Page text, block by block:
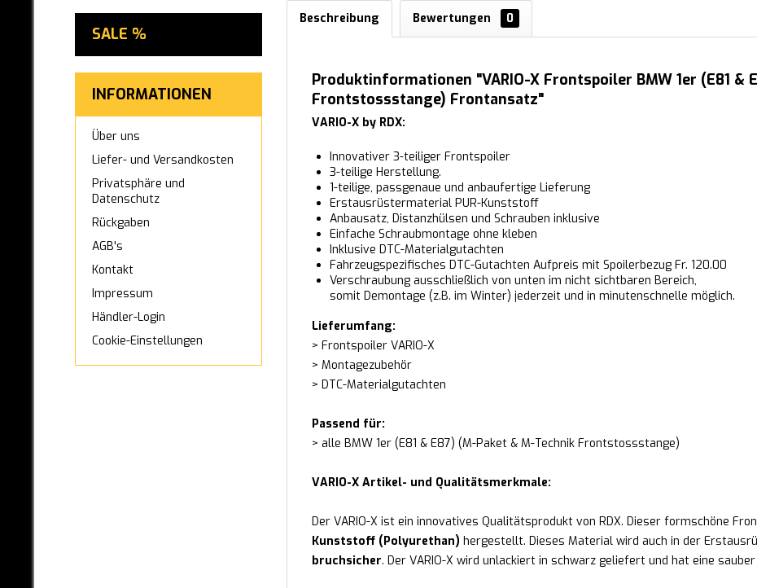
3er GT F34
3er G20 / G21
4er F82 / F83
5er E39
5er E60 / E61
5er F07 GT
5er F10 / F11
5er F90 / G30 / G31 / G38
6er E63 / E64
6er F06 Gran Coupé
6er F12 / F13
7er E38
7er E65 / E66
7er F01 / F02
SALE %
INFORMATIONEN
Über uns
Liefer- und Versandkosten
Privatsphäre und
Datenschutz
Rückgaben
AGB's
Kontakt
Impressum
Händler-Login
Cookie-Einstellungen
Beschreibung Bewertungen 0
Produktinformationen "VARIO-X Frontspoiler BMW 1er (E81 &
Frontstossstange) Frontansatz"
VARIO-X by RDX:
Innovativer 3-teiliger Frontspoiler
3-teilige Herstellung.
1-teilige, passgenaue und anbaufertige Lieferung
Erstausrüstermaterial PUR-Kunststoff
Anbausatz, Distanzhülsen und Schrauben inklusive
Einfache Schraubmontage ohne kleben
Inklusive DTC-Materialgutachten
Fahrzeugspezifisches DTC-Gutachten Aufpreis mit Spoilerbezug Fr. 120.00
Verschraubung ausschließlich von unten im nicht sichtbaren Bereich,
somit Demontage (z.B. im Winter) jederzeit und in minutenschnelle möglich.
Lieferumfang:
> Frontspoiler VARIO-X
> Montagezubehör
> DTC-Materialgutachten
Passend für:
> alle BMW 1er (E81 & E87) (M-Paket & M-Technik Frontstossstange)
VARIO-X Artikel- und Qualitätsmerkmale:
Der VARIO-X ist ein innovatives Qualitätsprodukt von RDX. Dieser formschöne
Kunststoff (Polyurethan) hergestellt. Dieses Material wird auch in der
bruchsicher. Der VARIO-X wird unlackiert in schwarz geliefert und hat eine